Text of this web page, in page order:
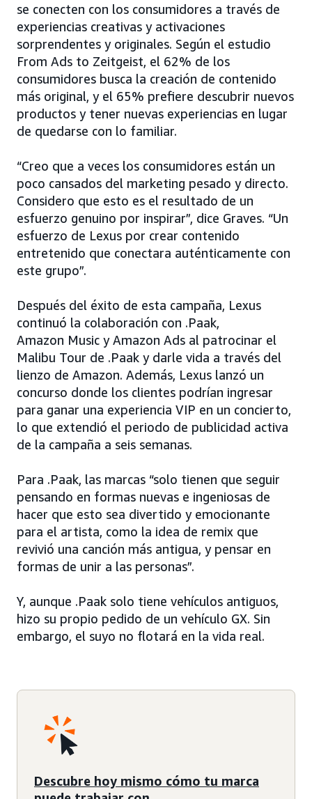
se conecten con los consumidores a través de
experiencias creativas y activaciones
sorprendentes y originales. Según el estudio
From Ads to Zeitgeist, el 62% de los
consumidores busca la creación de contenido
más original, y el 65% prefiere descubrir nuevos
productos y tener nuevas experiencias en lugar
de quedarse con lo familiar.
“Creo que a veces los consumidores están un
poco cansados del marketing pesado y directo.
Considero que esto es el resultado de un
esfuerzo genuino por inspirar”, dice Graves. “Un
esfuerzo de Lexus por crear contenido
entretenido que conectara auténticamente con
este grupo”.
Después del éxito de esta campaña, Lexus
continuó la colaboración con .Paak,
Amazon Music y Amazon Ads al patrocinar el
Malibu Tour de .Paak y darle vida a través del
lienzo de Amazon. Además, Lexus lanzó un
concurso donde los clientes podrían ingresar
para ganar una experiencia VIP en un concierto,
lo que extendió el periodo de publicidad activa
de la campaña a seis semanas.
Para .Paak, las marcas “solo tienen que seguir
pensando en formas nuevas e ingeniosas de
hacer que esto sea divertido y emocionante
para el artista, como la idea de remix que
revivió una canción más antigua, y pensar en
formas de unir a las personas”.
Y, aunque .Paak solo tiene vehículos antiguos,
hizo su propio pedido de un vehículo GX. Sin
embargo, el suyo no flotará en la vida real.
Descubre hoy mismo cómo tu marca